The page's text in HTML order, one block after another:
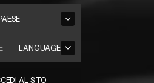
LANGUAGE
AL SITO